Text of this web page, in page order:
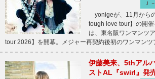
Ｊ
yonigeが、11月から
tough love tour】の開
は、東名阪ワンマンツ
tour 2026】を開幕。メジャー再契約後初のワンマン
伊藤美来、5thアル
ストAL『swirl』発